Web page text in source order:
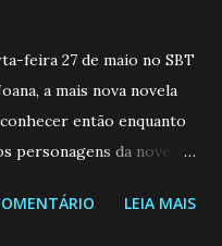
feira 27 de maio no SBT
a mais nova novela
então enquanto
personagens da novela?
(CamilaLEIA MAIS